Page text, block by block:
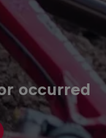
occurred